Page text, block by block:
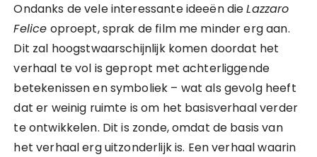
Ondanks de vele interessante ideeën dieLazzaro
Felice oproept, sprak de film me minder erg aan.
Dit zal hoogstwaarschijnlijk komen doordat het
verhaal te vol is gepropt met achterliggende
betekenissen en symboliek – wat als gevolg heeft
dat er weinig ruimte is om het basisverhaal verder
te ontwikkelen. Dit is zonde, omdat de basis van
het verhaal erg uitzonderlijk is. Een verhaal waarin